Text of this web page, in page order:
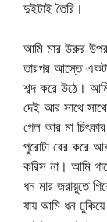
দুইটাই তৈরি।
আমি মার উরুর উপর
তারপর আস্তে
শব্দ করে উঠে।
দেই আর সাথে
গেল আর মা
পুরোটা বের করে
করিস না। আমি
ধন মার জরায়ুতে
যায় আমি ধন